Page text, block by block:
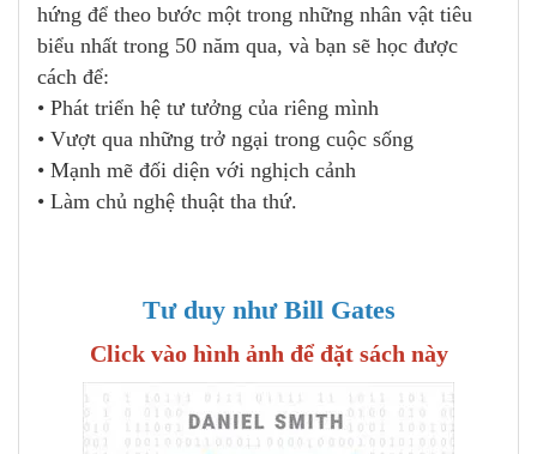
hứng để theo bước một trong những nhân vật tiêu
biểu nhất trong 50 năm qua, và bạn sẽ học được
cách để:
• Phát triển hệ tư tưởng của riêng mình
• Vượt qua những trở ngại trong cuộc sống
• Mạnh mẽ đối diện với nghịch cảnh
• Làm chủ nghệ thuật tha thứ.
Tư duy như Bill Gates
Click vào hình ảnh để đặt sách này